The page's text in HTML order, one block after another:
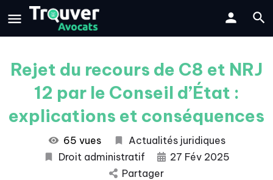
Rejet du recours de C8 et NRJ
12 par le Conseil d’État :
explications et conséquences
65 vues
Actualités juridiques
Droit administratif
27 Fév 2025
Partager